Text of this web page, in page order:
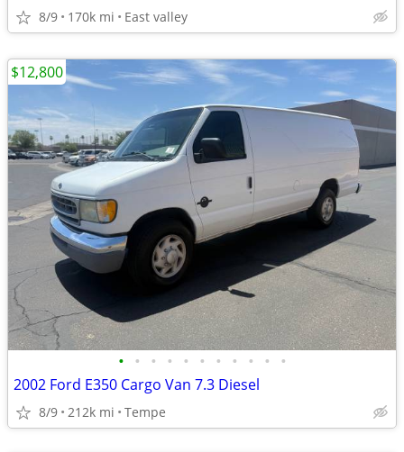
8/9 170k mi East valley
• • • • • • • • • • •
2002 Ford E350 Cargo Van 7.3 Diesel
8/9 212k mi Tempe
$12,800